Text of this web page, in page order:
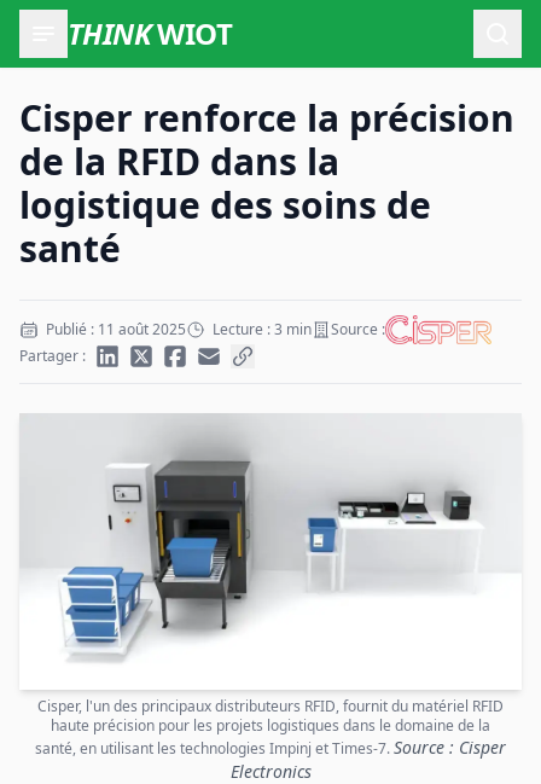
THINKWIOT
Cisper renforce la précision
de la RFID dans la
logistique des soins de
santé
Publié : 11 août 2025 Lecture : 3 min
Source :
Partager :
Cisper, l'un des principaux distributeurs RFID, fournit du matériel RFID
haute précision pour les projets logistiques dans le domaine de la
santé, en utilisant les technologies Impinj et Times-7.Source : Cisper
Electronics